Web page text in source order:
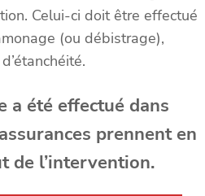
Celui-ci doit être effectué
(ou débistrage),
a été effectué dans
prennent en
de l’intervention.